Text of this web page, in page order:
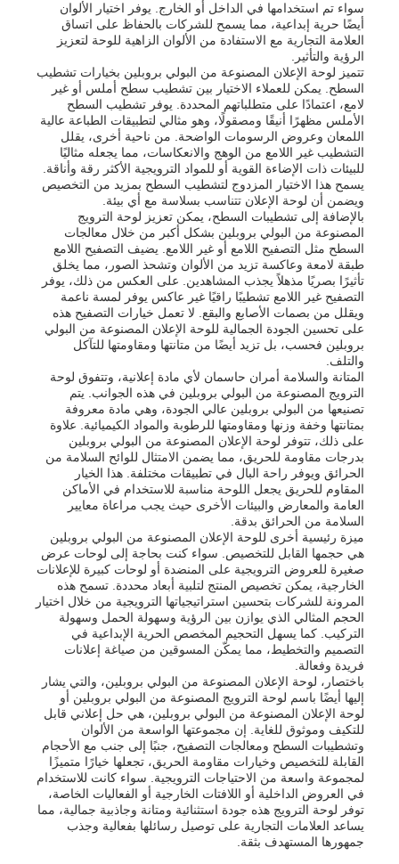
منزل
المنتجات
حول بنا
جولة في المعمل
ضبط الجودة
اتصل بنا
أخبار
جميع القضايا
طلب اقتباس
لوحات بلاستيكية
سواء تم استخدامها في الداخل أو الخارج. يوفر اختيار الألوان
أيضًا حرية إبداعية، مما يسمح للشركات بالحفاظ على اتساق
العلامة التجارية مع الاستفادة من الألوان الزاهية للوحة لتعزيز
الرؤية والتأثير.
تتميز لوحة الإعلان المصنوعة من البولي بروبلين بخيارات تشطيب
السطح. يمكن للعملاء الاختيار بين تشطيب سطح أملس أو غير
لامع، اعتمادًا على متطلباتهم المحددة. يوفر تشطيب السطح
الأملس مظهرًا أنيقًا ومصقولًا، وهو مثالي لتطبيقات الطباعة عالية
اللمعان وعروض الرسومات الواضحة. من ناحية أخرى، يقلل
التشطيب غير اللامع من الوهج والانعكاسات، مما يجعله مثاليًا
للبيئات ذات الإضاءة القوية أو للمواد الترويجية الأكثر رقة وأناقة.
يسمح هذا الاختيار المزدوج لتشطيب السطح بمزيد من التخصيص
ويضمن أن لوحة الإعلان تتناسب بسلاسة مع أي بيئة.
بالإضافة إلى تشطيبات السطح، يمكن تعزيز لوحة الترويج
المصنوعة من البولي بروبلين بشكل أكبر من خلال معالجات
السطح مثل التصفيح اللامع أو غير اللامع. يضيف التصفيح اللامع
طبقة لامعة وعاكسة تزيد من الألوان وتشحذ الصور، مما يخلق
تأثيرًا بصريًا مذهلاً يجذب المشاهدين. على العكس من ذلك، يوفر
التصفيح غير اللامع تشطيبًا راقيًا غير عاكس يوفر لمسة ناعمة
ويقلل من بصمات الأصابع والبقع. لا تعمل خيارات التصفيح هذه
على تحسين الجودة الجمالية للوحة الإعلان المصنوعة من البولي
بروبلين فحسب، بل تزيد أيضًا من متانتها ومقاومتها للتآكل
والتلف.
المتانة والسلامة أمران حاسمان لأي مادة إعلانية، وتتفوق لوحة
الترويج المصنوعة من البولي بروبلين في هذه الجوانب. يتم
تصنيعها من البولي بروبلين عالي الجودة، وهي مادة معروفة
بمتانتها وخفة وزنها ومقاومتها للرطوبة والمواد الكيميائية. علاوة
على ذلك، تتوفر لوحة الإعلان المصنوعة من البولي بروبلين
بدرجات مقاومة للحريق، مما يضمن الامتثال للوائح السلامة من
الحرائق ويوفر راحة البال في تطبيقات مختلفة. هذا الخيار
المقاوم للحريق يجعل اللوحة مناسبة للاستخدام في الأماكن
العامة والمعارض والبيئات الأخرى حيث يجب مراعاة معايير
السلامة من الحرائق بدقة.
ميزة رئيسية أخرى للوحة الإعلان المصنوعة من البولي بروبلين
هي حجمها القابل للتخصيص. سواء كنت بحاجة إلى لوحات عرض
صغيرة للعروض الترويجية على المنضدة أو لوحات كبيرة للإعلانات
الخارجية، يمكن تخصيص المنتج لتلبية أبعاد محددة. تسمح هذه
المرونة للشركات بتحسين استراتيجياتها الترويجية من خلال اختيار
الحجم المثالي الذي يوازن بين الرؤية وسهولة الحمل وسهولة
التركيب. كما يسهل التحجيم المخصص الحرية الإبداعية في
التصميم والتخطيط، مما يمكّن المسوقين من صياغة إعلانات
فريدة وفعالة.
باختصار، لوحة الإعلان المصنوعة من البولي بروبلين، والتي يشار
إليها أيضًا باسم لوحة الترويج المصنوعة من البولي بروبلين أو
لوحة الإعلان المصنوعة من البولي بروبلين، هي حل إعلاني قابل
للتكيف وموثوق للغاية. إن مجموعتها الواسعة من الألوان
وتشطيبات السطح ومعالجات التصفيح، جنبًا إلى جنب مع الأحجام
القابلة للتخصيص وخيارات مقاومة الحريق، تجعلها خيارًا متميزًا
لمجموعة واسعة من الاحتياجات الترويجية. سواء كانت للاستخدام
في العروض الداخلية أو اللافتات الخارجية أو الفعاليات الخاصة،
توفر لوحة الترويج هذه جودة استثنائية ومتانة وجاذبية جمالية، مما
يساعد العلامات التجارية على توصيل رسائلها بفعالية وجذب
جمهورها المستهدف بثقة.